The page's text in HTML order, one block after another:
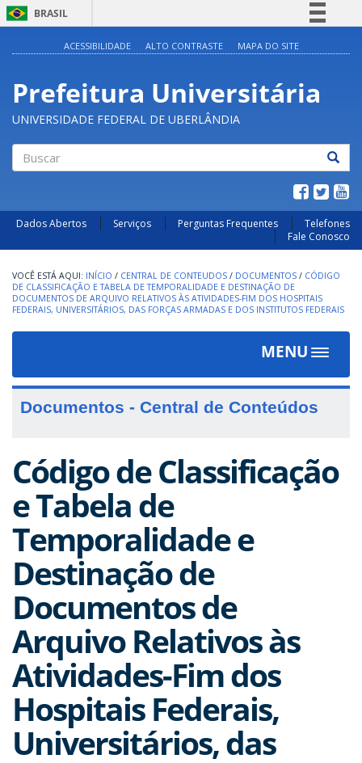
BRASIL
Participe
Acesso à informação
ACESSIBILIDADE ALTO CONTRASTE MAPA DO SITE
Prefeitura Universitária
UNIVERSIDADE FEDERAL DE UBERLÂNDIA
Dados Abertos Serviços Perguntas Frequentes
Telefones
Fale Conosco
INÍCIO / CENTRAL DE CONTEUDOS / DOCUMENTOS / CÓDIGO
DE CLASSIFICAÇÃO E TABELA DE TEMPORALIDADE E DESTINAÇÃO DE
DOCUMENTOS DE ARQUIVO RELATIVOS ÀS ATIVIDADES-FIM DOS HOSPITAIS
FEDERAIS, UNIVERSITÁRIOS, DAS FORÇAS ARMADAS E DOS INSTITUTOS FEDERAIS
MENU
Toggle
Documentos - Central de Conteúdos
Código de Classificação
e Tabela de
Temporalidade e
Destinação de
Documentos de
Arquivo Relativos às
Atividades-Fim dos
Hospitais Federais,
Universitários, das